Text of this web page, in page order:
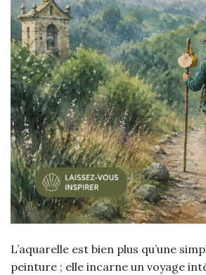
L’aquarelle est bien plus qu’une
peinture ; elle incarne un voyage